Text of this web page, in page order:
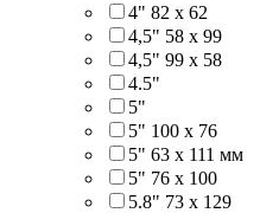
4" 82 x 62
4,5" 58 х 99
4,5" 99 x 58
4.5"
5"
5" 100 x 76
5" 63 x 111 мм
5" 76 х 100
5.8" 73 x 129